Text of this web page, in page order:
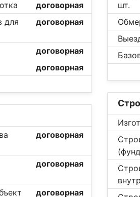
договорная
для
договорная
договорная
договорная
договорная
договорная
договорная
шт.